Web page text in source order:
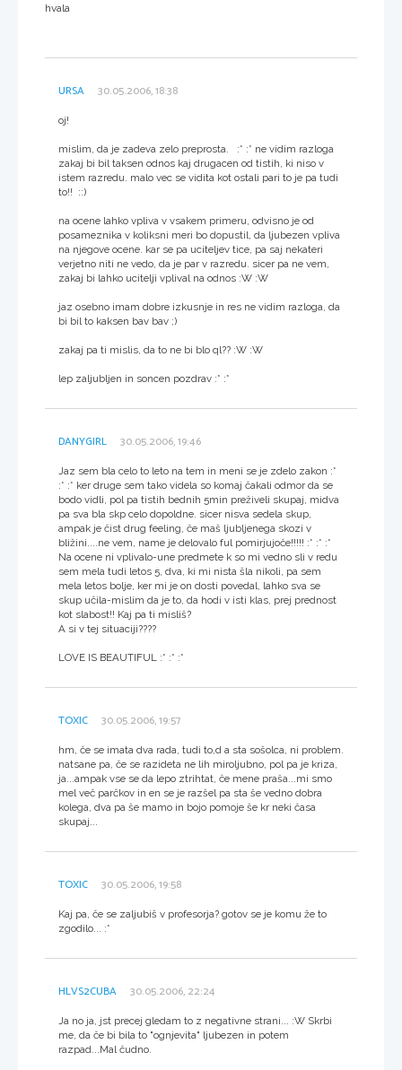
hvala
URSA 30.05.2006, 18:38
oj!
mislim, da je zadeva zelo preprosta. :* :* ne vidim razloga
zakaj bi bil taksen odnos kaj drugacen od tistih, ki niso v
istem razredu. malo vec se vidita kot ostali pari to je pa tudi
to!! ::)
na ocene lahko vpliva v vsakem primeru, odvisno je od
posameznika v koliksni meri bo dopustil, da ljubezen vpliva
na njegove ocene. kar se pa uciteljev tice, pa saj nekateri
verjetno niti ne vedo, da je par v razredu. sicer pa ne vem,
zakaj bi lahko ucitelji vplival na odnos :W :W
jaz osebno imam dobre izkusnje in res ne vidim razloga, da
bi bil to kaksen bav bav ;)
zakaj pa ti mislis, da to ne bi blo ql?? :W :W
lep zaljubljen in soncen pozdrav :* :*
DANYGIRL 30.05.2006, 19:46
Jaz sem bla celo to leto na tem in meni se je zdelo zakon :*
:* :* ker druge sem tako videla so komaj čakali odmor da se
bodo vidli, pol pa tistih bednih 5min preživeli skupaj, midva
pa sva bla skp celo dopoldne. sicer nisva sedela skup,
ampak je čist drug feeling, če maš ljubljenega skozi v
bližini....ne vem, name je delovalo ful pomirjujoče!!!!! :* :* :*
Na ocene ni vplivalo-une predmete k so mi vedno sli v redu
sem mela tudi letos 5, dva, ki mi nista šla nikoli, pa sem
mela letos bolje, ker mi je on dosti povedal, lahko sva se
skup učila-mislim da je to, da hodi v isti klas, prej prednost
kot slabost!! Kaj pa ti misliš?
A si v tej situaciji????
LOVE IS BEAUTIFUL :* :* :*
TOXIC 30.05.2006, 19:57
hm, če se imata dva rada, tudi to,d a sta sošolca, ni problem.
natsane pa, če se razideta ne lih miroljubno, pol pa je kriza,
ja...ampak vse se da lepo ztrihtat, če mene praša...mi smo
mel več parčkov in en se je razšel pa sta še vedno dobra
kolega, dva pa še mamo in bojo pomoje še kr neki časa
skupaj...
TOXIC 30.05.2006, 19:58
Kaj pa, če se zaljubiš v profesorja? gotov se je komu že to
zgodilo... :*
HLVS2CUBA 30.05.2006, 22:24
Ja no ja, jst precej gledam to z negativne strani... :W Skrbi
me, da če bi bila to "ognjevita" ljubezen in potem
razpad...Mal čudno.